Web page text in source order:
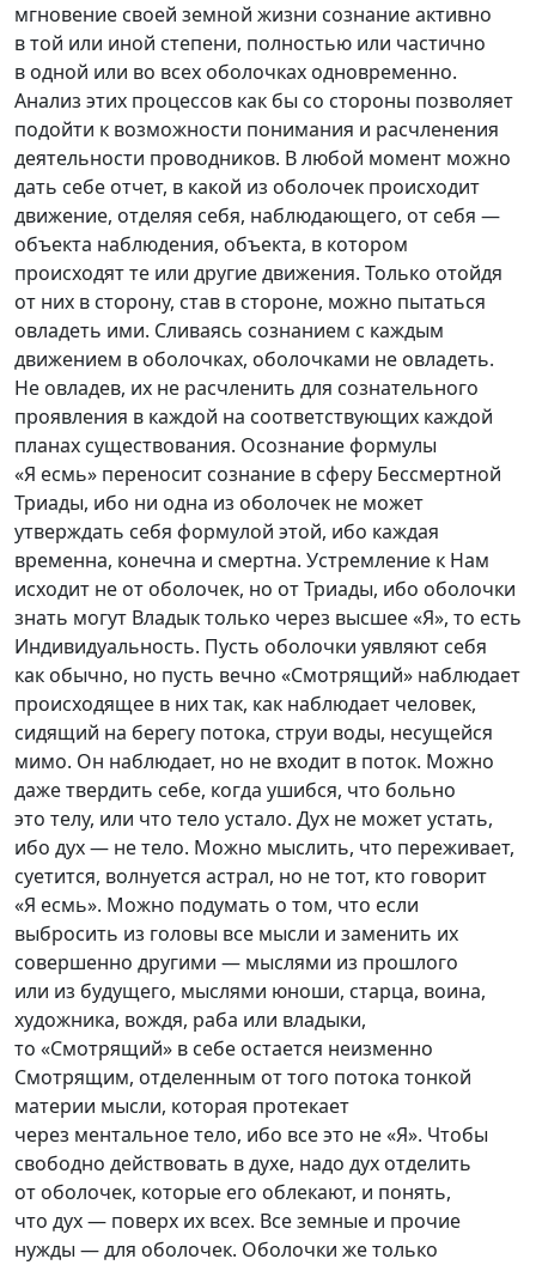
мгновение своей земной жизни сознание активно
в той или иной степени, полностью или частично
в одной или во всех оболочках одновременно.
Анализ этих процессов как бы со стороны позволяет
подойти к возможности понимания и расчленения
деятельности проводников. В любой момент можно
дать себе отчет, в какой из оболочек происходит
движение, отделяя себя, наблюдающего, от себя —
объекта наблюдения, объекта, в котором
происходят те или другие движения. Только отойдя
от них в сторону, став в стороне, можно пытаться
овладеть ими. Сливаясь сознанием с каждым
движением в оболочках, оболочками не овладеть.
Не овладев, их не расчленить для сознательного
проявления в каждой на соответствующих каждой
планах существования. Осознание формулы
«Я есмь» переносит сознание в сферу Бессмертной
Триады, ибо ни одна из оболочек не может
утверждать себя формулой этой, ибо каждая
временна, конечна и смертна. Устремление к Нам
исходит не от оболочек, но от Триады, ибо оболочки
знать могут Владык только через высшее «Я», то есть
Индивидуальность. Пусть оболочки уявляют себя
как обычно, но пусть вечно «Смотрящий» наблюдает
происходящее в них так, как наблюдает человек,
сидящий на берегу потока, струи воды, несущейся
мимо. Он наблюдает, но не входит в поток. Можно
даже твердить себе, когда ушибся, что больно
это телу, или что тело устало. Дух не может устать,
ибо дух — не тело. Можно мыслить, что переживает,
суетится, волнуется астрал, но не тот, кто говорит
«Я есмь». Можно подумать о том, что если
выбросить из головы все мысли и заменить их
совершенно другими — мыслями из прошлого
или из будущего, мыслями юноши, старца, воина,
художника, вождя, раба или владыки,
то «Смотрящий» в себе остается неизменно
Смотрящим, отделенным от того потока тонкой
материи мысли, которая протекает
через ментальное тело, ибо все это не «Я». Чтобы
свободно действовать в духе, надо дух отделить
от оболочек, которые его облекают, и понять,
что дух — поверх их всех. Все земные и прочие
нужды — для оболочек. Оболочки же только